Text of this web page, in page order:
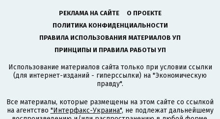
РЕКЛАМА НА САЙТЕ
О ПРОЕКТЕ
ПОЛИТИКА КОНФИДЕНЦИАЛЬНОСТИ
ПРАВИЛА ИСПОЛЬЗОВАНИЯ МАТЕРИАЛОВ УП
ПРИНЦИПЫ И ПРАВИЛА РАБОТЫ УП
Использование материалов сайта только при условии ссылки
(для интернет-изданий - гиперссылки) на "Экономическую
правду".
Все материалы, которые размещены на этом сайте со ссылкой
на агентство "Интерфакс-Украина", не подлежат дальнейшему